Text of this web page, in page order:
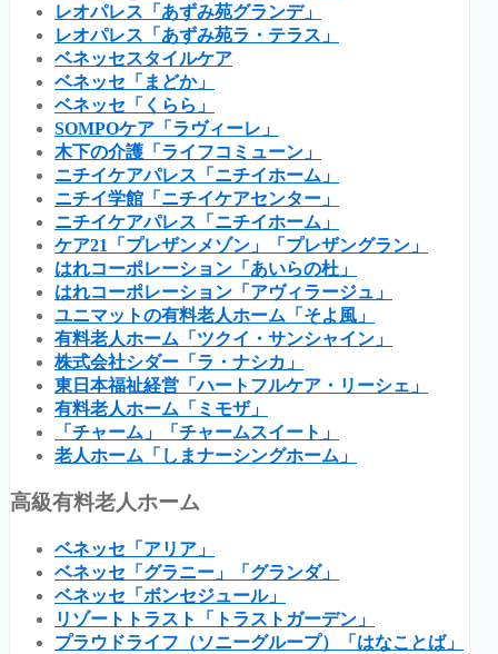
レオパレス「あずみ苑グランデ」
レオパレス「あずみ苑ラ・テラス」
ベネッセスタイルケア
ベネッセ「まどか」
ベネッセ「くらら」
SOMPOケア「ラヴィーレ」
木下の介護「ライフコミューン」
ニチイケアパレス「ニチイホーム」
ニチイ学館「ニチイケアセンター」
ニチイケアパレス「ニチイホーム」
ケア21「プレザンメゾン」「プレザングラン」
はれコーポレーション「あいらの杜」
はれコーポレーション「アヴィラージュ」
ユニマットの有料老人ホーム「そよ風」
有料老人ホーム「ツクイ・サンシャイン」
株式会社シダー「ラ・ナシカ」
東日本福祉経営「ハートフルケア・リーシェ」
有料老人ホーム「ミモザ」
「チャーム」「チャームスイート」
老人ホーム「しまナーシングホーム」
高級有料老人ホーム
ベネッセ「アリア」
ベネッセ「グラニー」「グランダ」
ベネッセ「ボンセジュール」
リゾートトラスト「トラストガーデン」
プラウドライフ（ソニーグループ）「はなことば」